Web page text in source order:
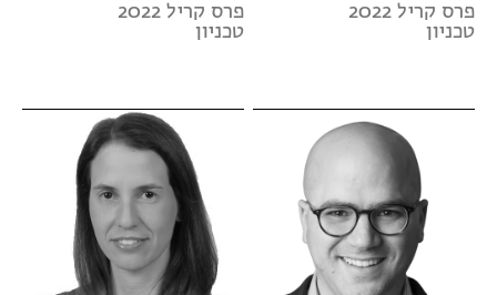
פרס קריל 2022
טכניון
פרס קריל 2022
טכניון